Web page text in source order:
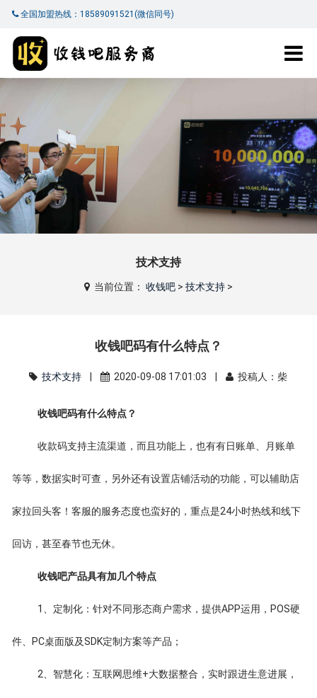
全国加盟热线：18589091521(微信同号)
技术支持
当前位置： 收钱吧> 技术支持>
收钱吧码有什么特点？
技术支持 | 2020-09-08 17:01:03 | 投稿人：柴
收钱吧码有什么特点？
收款码支持主流渠道，而且功能上，也有有日账单、月账单
等等，数据实时可查，另外还有设置店铺活动的功能，可以辅助店
家拉回头客！客服的服务态度也蛮好的，重点是24小时热线和线下
回访，甚至春节也无休。
收钱吧产品具有加几个特点
1、定制化：针对不同形态商户需求，提供APP运用，POS硬
件、PC桌面版及SDK定制方案等产品；
2、智慧化：互联网思维+大数据整合，实时跟进生意进展，